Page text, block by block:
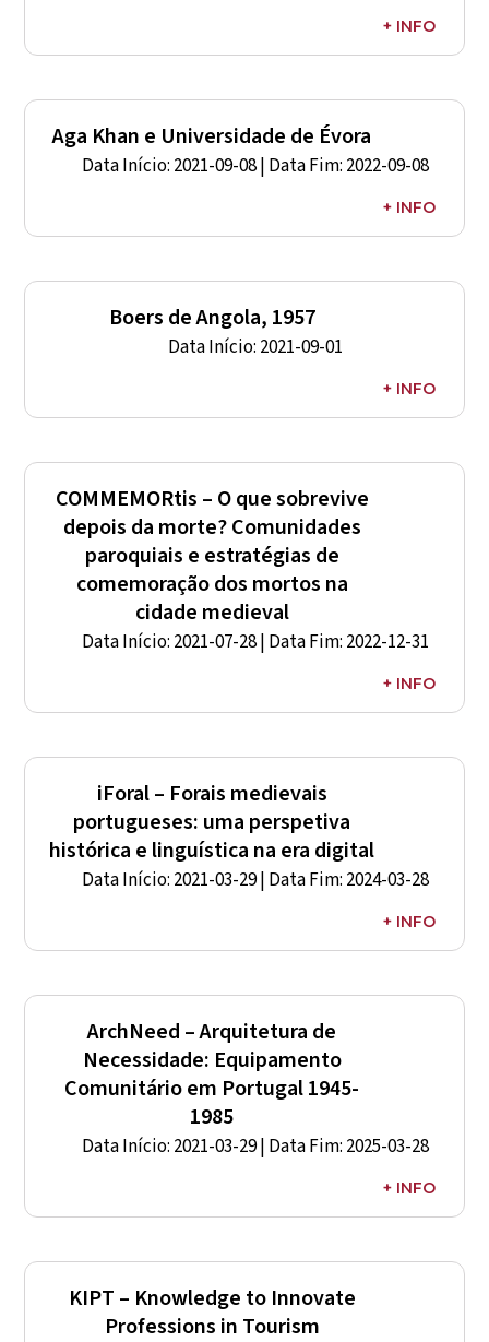
Entidade Financiadora: FCT
Referência: EXPL/HAR-HIS/0535/2021
+ INFO
Aga Khan e Universidade de Évora
Data Início: 2021-09-08 | Data Fim: 2022-09-08
Entidade Financiadora: AKTC Education Programme
+ INFO
Boers de Angola, 1957
Data Início: 2021-09-01
Entidade Financiadora: Fundação Manuel Viegas
Guerreiro
+ INFO
COMMEMORtis – O que sobrevive
depois da morte? Comunidades
paroquiais e estratégias de
comemoração dos mortos na
cidade medieval
Data Início: 2021-07-28 | Data Fim: 2022-12-31
Entidade Financiadora: FCT
Referência: EXPL/HAR-HIS/0532/2021
+ INFO
iForal – Forais medievais
portugueses: uma perspetiva
histórica e linguística na era digital
Data Início: 2021-03-29 | Data Fim: 2024-03-28
Entidade Financiadora: FCT
Referência: PTDC/HAR-HIS/5065/2020
+ INFO
ArchNeed – Arquitetura de
Necessidade: Equipamento
Comunitário em Portugal 1945-
1985
Data Início: 2021-03-29 | Data Fim: 2025-03-28
Entidade Financiadora: FCT
Referência: PTDC/ART-DAQ/6510/2020
+ INFO
KIPT – Knowledge to Innovate
Professions in Tourism